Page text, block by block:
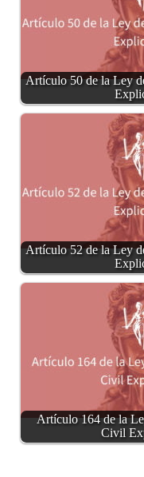
Artículo 50 de la Ley
Artículo 52 de la Ley
Artículo 164 de la
Civil